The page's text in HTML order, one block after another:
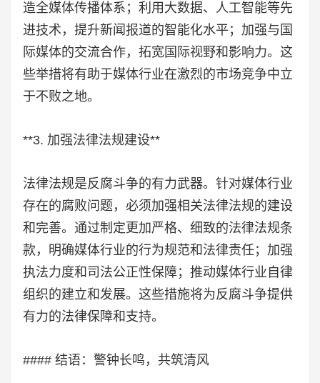
造全媒体传播体系；利用大数据、人工智能等先
进技术，提升新闻报道的智能化水平；加强与国
际媒体的交流合作，拓宽国际视野和影响力。这
些举措将有助于媒体行业在激烈的市场竞争中立
于不败之地。
**3. 加强法律法规建设**
法律法规是反腐斗争的有力武器。针对媒体行业
存在的腐败问题，必须加强相关法律法规的建设
和完善。通过制定更加严格、细致的法律法规条
款，明确媒体行业的行为规范和法律责任；加强
执法力度和司法公正性保障；推动媒体行业自律
组织的建立和发展。这些措施将为反腐斗争提供
有力的法律保障和支持。
#### 结语：警钟长鸣，共筑清风